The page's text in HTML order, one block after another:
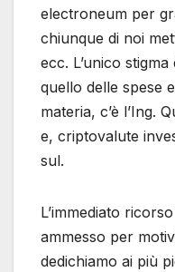
electroneum per
chiunque di noi
ecc. L’unico
quello delle spese
materia, c’è l’Ing.
e, criptovalute
sul.
L’immediato
ammesso per
dedichiamo ai più